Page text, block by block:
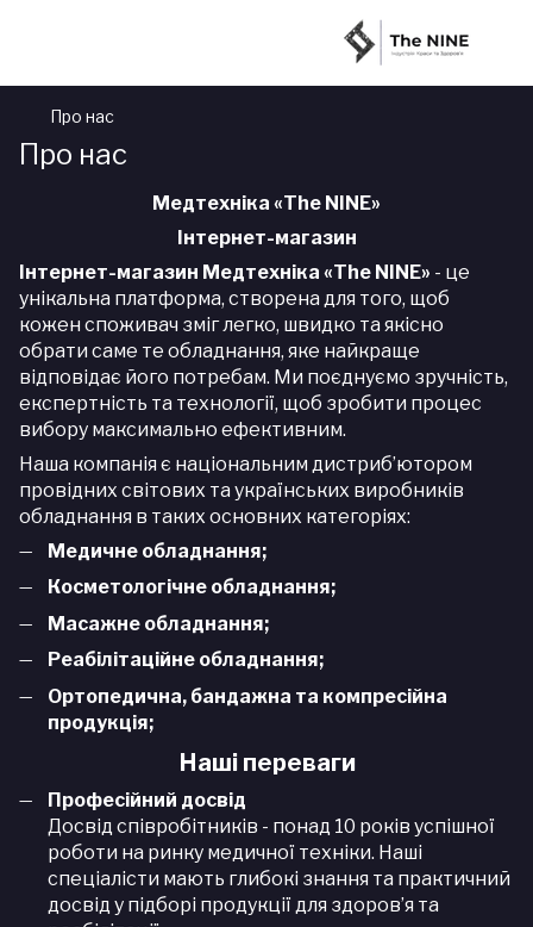
Про нас
Про нас
Медтехніка «The NINE»
Інтернет-магазин
Інтернет-магазин Медтехніка «The NINE» - це
унікальна платформа, створена для того, щоб
кожен споживач зміг легко, швидко та якісно
обрати саме те обладнання, яке найкраще
відповідає його потребам. Ми поєднуємо зручність,
експертність та технології, щоб зробити процес
вибору максимально ефективним.
Наша компанія є національним дистриб’ютором
провідних світових та українських виробників
обладнання в таких основних категоріях:
Медичне обладнання;
Косметологічне обладнання;
Масажне обладнання;
Реабілітаційне обладнання;
Ортопедична, бандажна та компресійна
продукція;
Наші переваги
Професійний досвід
Досвід співробітників - понад 10 років успішної
роботи на ринку медичної техніки. Наші
спеціалісти мають глибокі знання та практичний
досвід у підборі продукції для здоров’я та